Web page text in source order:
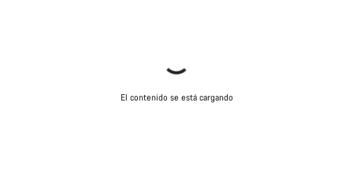
El contenido se está cargando